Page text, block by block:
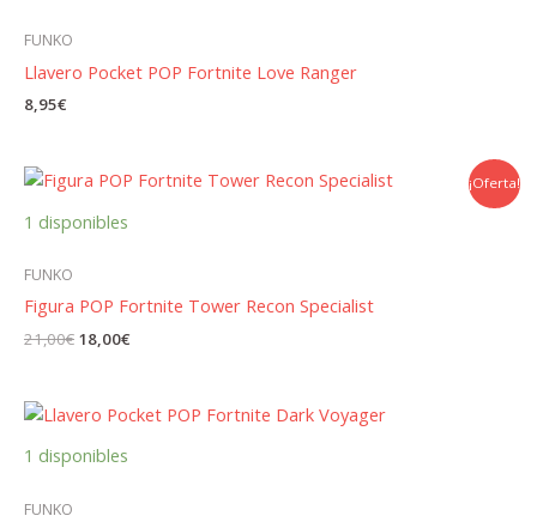
FUNKO
Llavero Pocket POP Fortnite Love Ranger
8,95€
¡Oferta!
1 disponibles
FUNKO
Figura POP Fortnite Tower Recon Specialist
21,00€ El
21,00€.
18,00€
18,00€.
1 disponibles
FUNKO